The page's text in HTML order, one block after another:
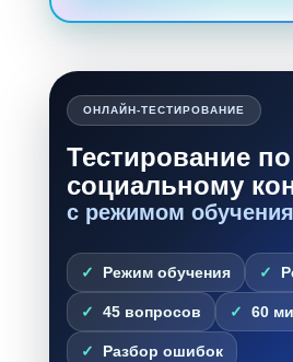
ОНЛАЙН-ТЕСТИРОВАНИЕ
Тестирование по
социальному
с режимом
Режим обучения
45 вопросов 60
Разбор ошибок